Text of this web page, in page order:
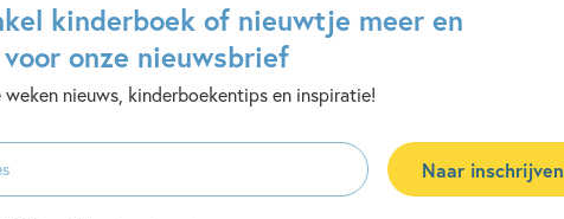
kinderboek of nieuwtje meer en
onze nieuwsbrief
nieuws, kinderboekentips en inspiratie!
Naar inschrijven